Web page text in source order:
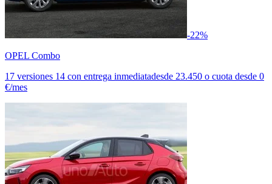
-22%
OPEL Combo
17 versiones 14 con entrega inmediatadesde 23.450 o cuota desde 0
€/mes